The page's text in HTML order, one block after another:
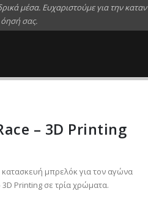
ρικά μέσα. Ευχαριστούμε για την καταν
όησή σας.
– 3D Printing
μπρελόκ για τον αγώνα
Printing σε τρία χρώματα.